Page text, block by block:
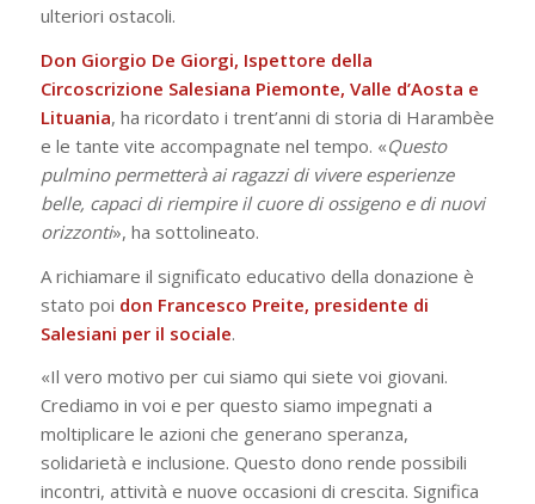
ulteriori ostacoli.
Don Giorgio De Giorgi, Ispettore della
Circoscrizione Salesiana Piemonte, Valle d’Aosta e
Lituania, ha ricordato i trent’anni di storia di Harambèe
e le tante vite accompagnate nel tempo. «Questo
pulmino permetterà ai ragazzi di vivere esperienze
belle, capaci di riempire il cuore di ossigeno e di nuovi
orizzonti», ha sottolineato.
A richiamare il significato educativo della donazione è
stato poi don Francesco Preite, presidente di
Salesiani per il sociale.
«Il vero motivo per cui siamo qui siete voi giovani.
Crediamo in voi e per questo siamo impegnati a
moltiplicare le azioni che generano speranza,
solidarietà e inclusione. Questo dono rende possibili
incontri, attività e nuove occasioni di crescita. Significa